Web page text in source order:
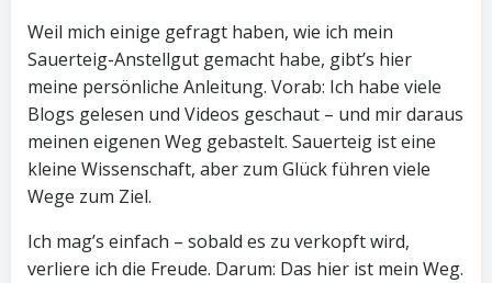
Weil mich einige gefragt haben, wie ich mein
Sauerteig-Anstellgut gemacht habe, gibt’s hier
meine persönliche Anleitung. Vorab: Ich habe viele
Blogs gelesen und Videos geschaut – und mir daraus
meinen eigenen Weg gebastelt. Sauerteig ist eine
kleine Wissenschaft, aber zum Glück führen viele
Wege zum Ziel.
Ich mag’s einfach – sobald es zu verkopft wird,
verliere ich die Freude. Darum: Das hier ist mein Weg.